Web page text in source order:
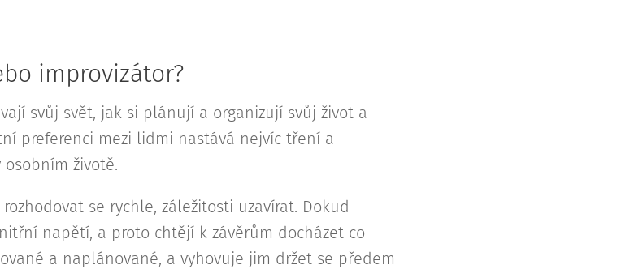
improvizátor?
svůj svět, jak si plánují a organizují svůj život a
preferenci mezi lidmi nastává nejvíc tření a
životě.
se rychle, záležitosti uzavírat. Dokud
napětí, a proto chtějí k závěrům docházet co
a naplánované, a vyhovuje jim držet se předem